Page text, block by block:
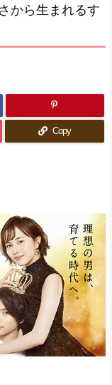
次へ
検索
から生まれるす
Copy